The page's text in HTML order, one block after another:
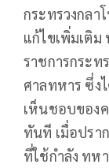
กระทรวงกลา
แก้ไขเพิ่มเติ
ราชการกระท
ศาลทหาร ซึ่ง
เห็นชอบของ
ทันที เมื่อปรา
ที่ใช้กำลัง ทห